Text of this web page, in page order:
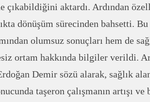
çıkabildiğini aktardı. Ardından
dönüşüm sürecinden bahsetti. Bu
olumsuz sonuçları hem de
ortam hakkında bilgiler verildi.
Demir sözü alarak, sağlık
taşeron çalışmanın artışı